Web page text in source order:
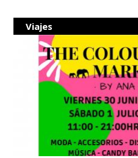
Viajes